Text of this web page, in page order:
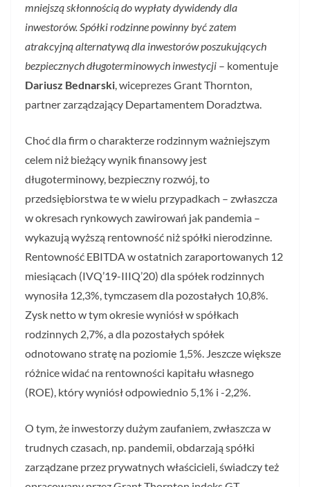
mniejszą skłonnością do wypłaty dywidendy dla
inwestorów. Spółki rodzinne powinny być zatem
atrakcyjną alternatywą dla inwestorów poszukujących
bezpiecznych długoterminowych inwestycji – komentuje
Dariusz Bednarski, wiceprezes Grant Thornton,
partner zarządzający Departamentem Doradztwa.
Choć dla firm o charakterze rodzinnym ważniejszym
celem niż bieżący wynik finansowy jest
długoterminowy, bezpieczny rozwój, to
przedsiębiorstwa te w wielu przypadkach – zwłaszcza
w okresach rynkowych zawirowań jak pandemia –
wykazują wyższą rentowność niż spółki nierodzinne.
Rentowność EBITDA w ostatnich zaraportowanych 12
miesiącach (IVQ’19-IIIQ’20) dla spółek rodzinnych
wynosiła 12,3%, tymczasem dla pozostałych 10,8%.
Zysk netto w tym okresie wyniósł w spółkach
rodzinnych 2,7%, a dla pozostałych spółek
odnotowano stratę na poziomie 1,5%. Jeszcze większe
różnice widać na rentowności kapitału własnego
(ROE), który wyniósł odpowiednio 5,1% i -2,2%.
O tym, że inwestorzy dużym zaufaniem, zwłaszcza w
trudnych czasach, np. pandemii, obdarzają spółki
zarządzane przez prywatnych właścicieli, świadczy też